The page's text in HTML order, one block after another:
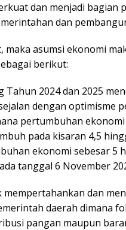
dan menjadi
dan
asumsi ekonomi
berikut:
2024 dan 2025
dengan optimisme
pertumbuhan
pada kisaran 4,5
ekonomi sebesar 5
tanggal 6 November
dan
daerah dimana
pangan maupun